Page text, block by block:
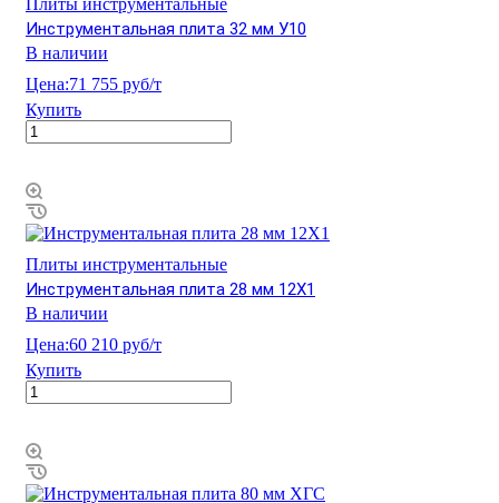
Плиты инструментальные
Инструментальная плита 32 мм У10
В наличии
Цена:71 755 руб/т
Купить
Плиты инструментальные
Инструментальная плита 28 мм 12Х1
В наличии
Цена:60 210 руб/т
Купить